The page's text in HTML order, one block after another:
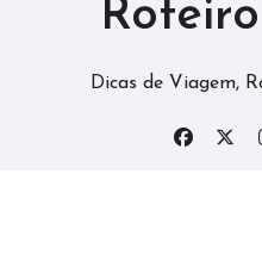
Dicas de Viagem,